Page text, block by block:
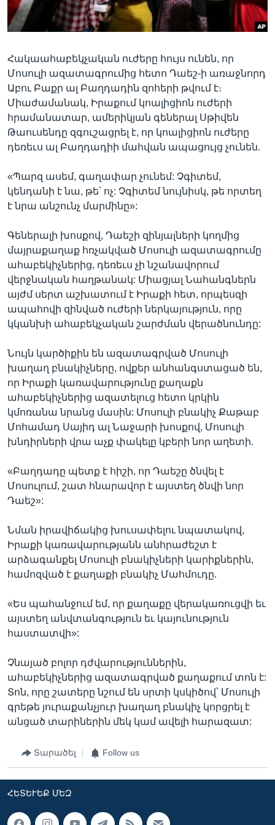
Հակաահաբեկչական ուժերը հույս ունեն, որ
Մոսուլի ազատագրումից հետո Դաեշ-ի առաջնորդ
Աբու Բաքր ալ Բաղդադին զոհերի թվում է։
Միաժամանակ, Իրաքում կոալիցիոն ուժերի
հրամանատար, ամերիկյան գեներալ Սթիվեն
Թաուսենդը զգուշացրել է, որ կոալիցիոն ուժերը
դեռեւս ալ Բաղդադիի մահվան ապացույց չունեն.
«Պարզ ասեմ, գաղափար չունեմ: Չգիտեմ,
կենդանի է նա, թե՝ ոչ: Չգիտեմ նույնիսկ, թե որտեղ
է նրա անշունչ մարմինը»:
Գեներալի խոսքով, Դաեշի զինյալների կողմից
մայրաքաղաք հռչակված Մոսուլի ազատագրումը
ահաբեկիչներից, դեռեւս չի նշանավորում
վերջնական հաղթանակ: Միացյալ Նահանգներն
այժմ սերտ աշխատում է Իրաքի հետ, որպեսզի
ապահովի զինված ուժերի ներկայություն, որը
կկանխի ահաբեկչական շարժման վերածնունդը:
Նույն կարծիքին են ազատագրված Մոսուլի
խաղաղ բնակիչները, ովքեր անհանգստացած են,
որ Իրաքի կառավարությունը քաղաքն
ահաբեկիչներից ազատելուց հետո կրկին
կմոռանա նրանց մասին: Մոսուլի բնակիչ Քաթաբ
Մոհամադ Սայիդ ալ Նաջարի խոսքով, Մոսուլի
խնդիրների վրա աչք փակելը կբերի նոր աղետի.
«Բաղդադը պետք է հիշի, որ Դաեշը ծնվել է
Մոսուլում, շատ հնարավոր է այստեղ ծնվի նոր
Դաեշ»:
Նման իրավիճակից խուսափելու նպատակով,
Իրաքի կառավարությանն անհրաժեշտ է
արձագանքել Մոսուլի բնակիչների կարիքներին,
համոզված է քաղաքի բնակիչ Մահմուդը.
«Ես պահանջում եմ, որ քաղաքը վերակառուցվի եւ
այստեղ անվտանգություն եւ կայունություն
հաստատվի»:
Չնայած բոլոր դժվարություններին,
ահաբեկիչներից ազատագրված քաղաքում տոն է:
Տոն, որը շատերը նշում են սրտի կսկիծով՝ Մոսուլի
գրեթե յուրաքանչյուր խաղաղ բնակիչ կորցրել է
անցած տարիներին մեկ կամ ավելի հարազատ:
Տարածել Follow us
ՀԵՏԵՒԵՔ ՄԵԶ